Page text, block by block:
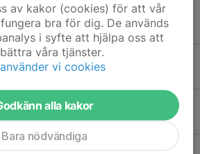
18/5 och 8/6
0
i hallen
0
närmar sig!
0
av kakor (cookies) för att vår
bra för dig. De används
i syfte att hjälpa oss att
våra tjänster.
vi cookies
alla kakor
Bara nödvändiga